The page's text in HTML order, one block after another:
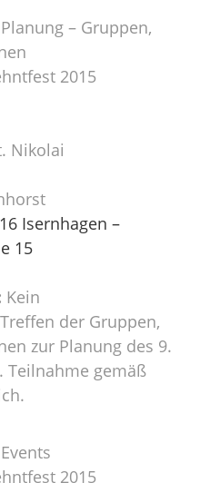
– Gruppen,
2015
Nikolai
Isernhagen –
15
Kein
der Gruppen,
zur Planung des 9.
Teilnahme gemäß
2015